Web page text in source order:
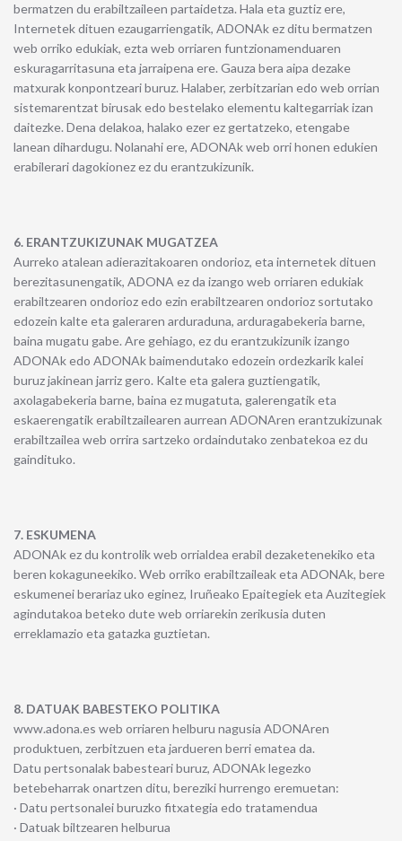
bermatzen du erabiltzaileen partaidetza. Hala eta guztiz ere,
Internetek dituen ezaugarriengatik, ADONAk ez ditu bermatzen
web orriko edukiak, ezta web orriaren funtzionamenduaren
eskuragarritasuna eta jarraipena ere. Gauza bera aipa dezake
matxurak konpontzeari buruz. Halaber, zerbitzarian edo web orrian
sistemarentzat birusak edo bestelako elementu kaltegarriak izan
daitezke. Dena delakoa, halako ezer ez gertatzeko, etengabe
lanean dihardugu. Nolanahi ere, ADONAk web orri honen edukien
erabilerari dagokionez ez du erantzukizunik.
6. ERANTZUKIZUNAK MUGATZEA
Aurreko atalean adierazitakoaren ondorioz, eta internetek dituen
berezitasunengatik, ADONA ez da izango web orriaren edukiak
erabiltzearen ondorioz edo ezin erabiltzearen ondorioz sortutako
edozein kalte eta galeraren arduraduna, arduragabekeria barne,
baina mugatu gabe. Are gehiago, ez du erantzukizunik izango
ADONAk edo ADONAk baimendutako edozein ordezkarik kalei
buruz jakinean jarriz gero. Kalte eta galera guztiengatik,
axolagabekeria barne, baina ez mugatuta, galerengatik eta
eskaerengatik erabiltzailearen aurrean ADONAren erantzukizunak
erabiltzailea web orrira sartzeko ordaindutako zenbatekoa ez du
gaindituko.
7. ESKUMENA
ADONAk ez du kontrolik web orrialdea erabil dezaketenekiko eta
beren kokaguneekiko. Web orriko erabiltzaileak eta ADONAk, bere
eskumenei berariaz uko eginez, Iruñeako Epaitegiek eta Auzitegiek
agindutakoa beteko dute web orriarekin zerikusia duten
erreklamazio eta gatazka guztietan.
8. DATUAK BABESTEKO POLITIKA
www.adona.es web orriaren helburu nagusia ADONAren
produktuen, zerbitzuen eta jardueren berri ematea da.
Datu pertsonalak babesteari buruz, ADONAk legezko
betebeharrak onartzen ditu, bereziki hurrengo eremuetan:
· Datu pertsonalei buruzko fitxategia edo tratamendua
· Datuak biltzearen helburua